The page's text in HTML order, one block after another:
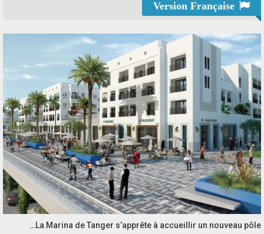
La Marina de Tanger s’apprête à accueillir un nouveau pôle…